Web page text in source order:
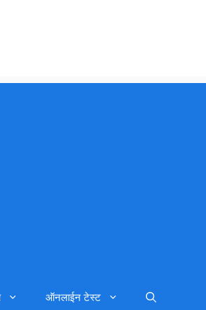
ऑनलाईन टेस्ट